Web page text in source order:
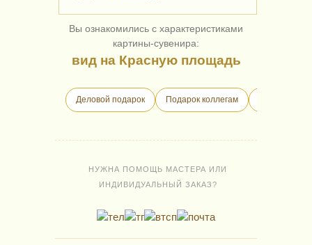
Вы ознакомились с характеристиками
картины-сувенира:
вид на Красную площадь
Деловой подарок Подарок коллегам
НУЖНА ПОМОЩЬ МАСТЕРА ИЛИ
ИНДИВИДУАЛЬНЫЙ ЗАКАЗ?